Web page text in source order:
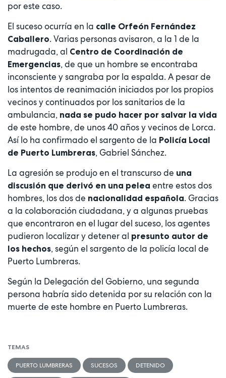
por este caso.
El suceso ocurría en la calle Orfeón Fernández
Caballero. Varias personas avisaron, a la 1 de la
madrugada, al Centro de Coordinación de
Emergencias, de que un hombre se encontraba
inconsciente y sangraba por la espalda. A pesar de
los intentos de reanimación iniciados por los propios
vecinos y continuados por los sanitarios de la
ambulancia, nada se pudo hacer por salvar la vida
de este hombre, de unos 40 años y vecinos de Lorca.
Así lo ha confirmado el sargento de la Policía Local
de Puerto Lumbreras, Gabriel Sánchez.
La agresión se produjo en el transcurso de una
discusión que derivó en una pelea entre estos dos
hombres, los dos de nacionalidad española. Gracias
a la colaboración ciudadana, y a algunas pruebas
que encontraron en el lugar del suceso, los agentes
pudieron localizar y detener al presunto autor de
los hechos, según el sargento de la policía local de
Puerto Lumbreras.
Según la Delegación del Gobierno, una segunda
persona habría sido detenida por su relación con la
muerte de este hombre en Puerto Lumbreras.
TEMAS
PUERTO LUMBRERAS SUCESOS DETENIDO